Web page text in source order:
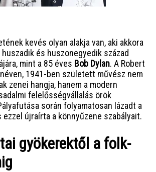
kevés olyan alakja van, aki akkora
és huszonegyedik század
mint a 85 éves Bob Dylan. A Robert
1941-ben született művész nem
zenei hangja, hanem a modern
felelősségvállalás örök
során folyamatosan lázadt a
ezzel újraírta a könnyűzene szabályait.
gyökerektől a folk-